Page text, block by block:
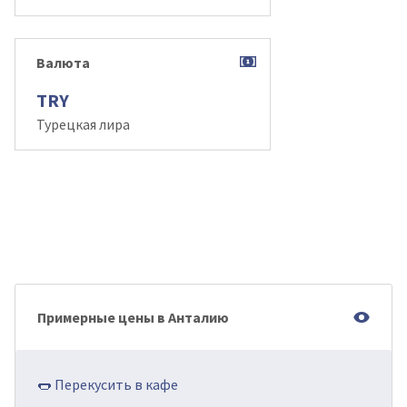
Валюта
TRY
Турецкая лира
Примерные цены в Анталию
🌭 Перекусить в кафе